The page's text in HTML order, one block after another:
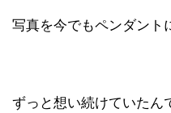
写真を今でもペンダント
ずっと想い続けていたん